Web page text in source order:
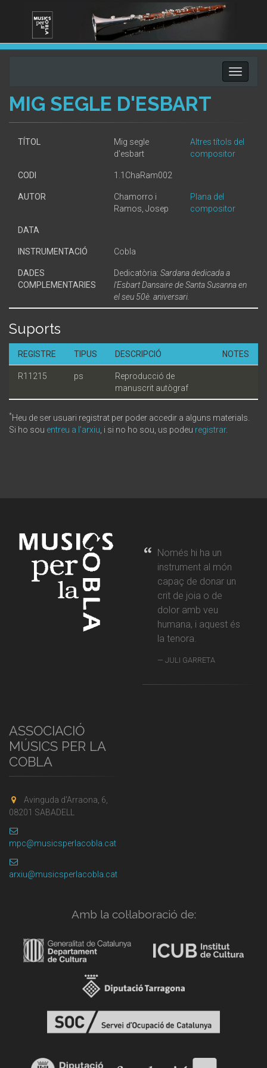
Toggle
MIG SEGLE D'ESBART
TÍTOL
Mig segle
d'esbart
Altres títols del
compositor
CODI 1.1ChaRam002
AUTOR
Chamorro i
Ramos, Josep
Plana del
compositor
DATA
INSTRUMENTACIÓ Cobla
DADES
COMPLEMENTARIES
Dedicatòria: Sardana dedicada a
l'Esbart Dansaire de Santa Susanna en
el seu 50è. aniversari.
Suports
REGISTRE TIPUS DESCRIPCIÓ NOTES
R11215 ps
Reproducció de
manuscrit autògraf
*Heu de ser usuari registrat per poder accedir a alguns materials.
Si ho sou entreu a l'arxiu , i si no ho sou, us podeu registrar.
Només hi ha un
instrument al món
capaç de donar un
crit de joia o de
dolor amb veu
humana, i aquest és
la tenora.
JULI GARRETA
ASSOCIACIÓ
MÚSICS PER LA
COBLA
Avinguda d'Arraona, 6,
08201 SABADELL
mpc@musicsperlacobla.cat
arxiu@musicsperlacobla.cat
Amb la col·laboració de: